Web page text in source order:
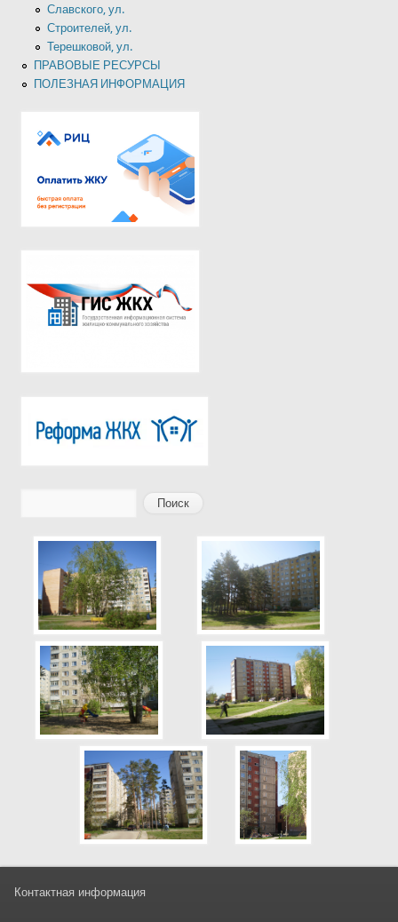
Славского, ул.
Строителей, ул.
Терешковой, ул.
ПРАВОВЫЕ РЕСУРСЫ
ПОЛЕЗНАЯ ИНФОРМАЦИЯ
Форма поиска
Контактная информация